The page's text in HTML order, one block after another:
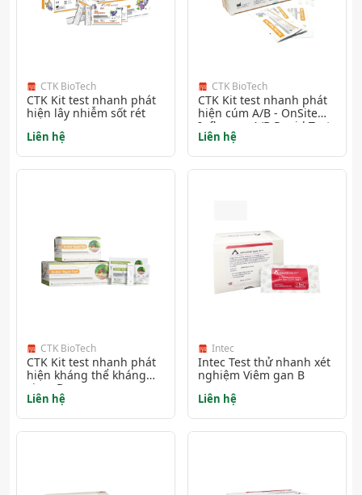
CTK BioTech
CTK Kit test nhanh phát
hiện lây nhiễm sốt rét
Liên hệ
CTK BioTech
CTK Kit test nhanh phát
hiện cúm A/B - OnSite
Influenza A/B Rapid Test
Liên hệ
CTK BioTech
CTK Kit test nhanh phát
hiện kháng thể kháng
virus Dengue
Liên hệ
Intec
Intec Test thử nhanh xét
nghiệm Viêm gan B
Liên hệ